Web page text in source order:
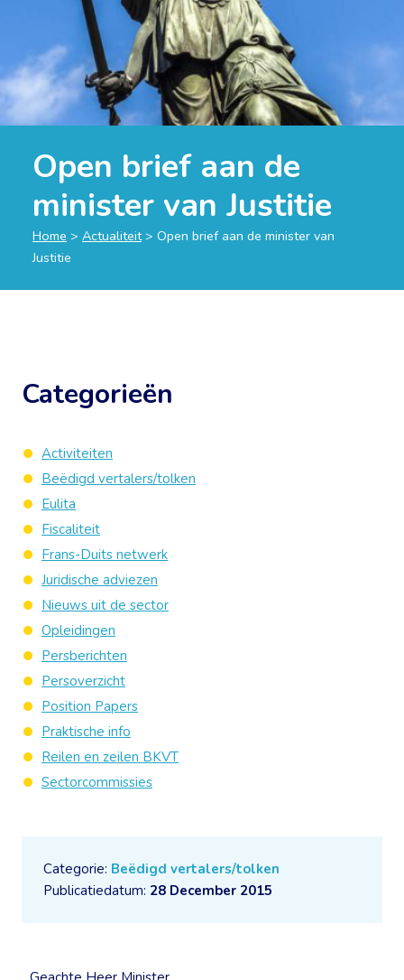
Open brief aan de
minister van Justitie
Home > Actualiteit> Open brief aan de minister van
Justitie
Categorie: Beëdigd vertalers/tolken
Publicatiedatum: 28 December 2015
Categorieën
Activiteiten
Beëdigd vertalers/tolken
Eulita
Fiscaliteit
Frans-Duits netwerk
Juridische adviezen
Nieuws uit de sector
Opleidingen
Persberichten
Persoverzicht
Position Papers
Praktische info
Reilen en zeilen BKVT
Sectorcommissies